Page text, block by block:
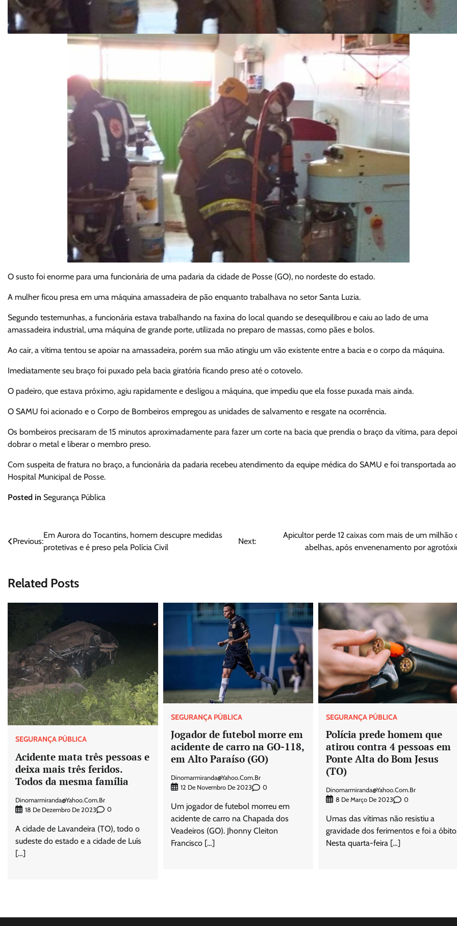
O susto foi enorme para uma funcionária de uma padaria da cidade de Posse (GO), no nordeste do estado.
A mulher ficou presa em uma máquina amassadeira de pão enquanto trabalhava no setor Santa Luzia.
Segundo testemunhas, a funcionária estava trabalhando na faxina do local quando se desequilibrou e caiu ao lado de uma
amassadeira industrial, uma máquina de grande porte, utilizada no preparo de massas, como pães e bolos.
Ao cair, a vítima tentou se apoiar na amassadeira, porém sua mão atingiu um vão existente entre a bacia e o corpo da máquina.
Imediatamente seu braço foi puxado pela bacia giratória ficando preso até o cotovelo.
O padeiro, que estava próximo, agiu rapidamente e desligou a máquina, que impediu que ela fosse puxada mais ainda.
O SAMU foi acionado e o Corpo de Bombeiros empregou as unidades de salvamento e resgate na ocorrência.
Os bombeiros precisaram de 15 minutos aproximadamente para fazer um corte na bacia que prendia o braço da vítima, para
dobrar o metal e liberar o membro preso.
Com suspeita de fratura no braço, a funcionária da padaria recebeu atendimento da equipe médica do SAMU e foi transportada ao
Hospital Municipal de Posse.
Posted in Segurança Pública
Navegação
Post
Previous:
Em Aurora do Tocantins, homem descupre medidas
protetivas e é preso pela Polícia Civil
Next:
Apicultor perde 12 caixas com mais de um milhão
abelhas, após envenenamento por
Related Posts
SEGURANÇA PÚBLICA
Acidente mata três pessoas e
deixa mais três feridos.
Todos da mesma família
Dinomarmiranda@yahoo.com.br
18 De Dezembro De 2023
0
A cidade de Lavandeira (TO), todo o
sudeste do estado e a cidade de Luís
[…]
SEGURANÇA PÚBLICA
Jogador de futebol morre em
acidente de carro na GO-118,
em Alto Paraíso (GO)
Dinomarmiranda@yahoo.com.br
12 De Novembro De 2023
0
Um jogador de futebol morreu em
acidente de carro na Chapada dos
Veadeiros (GO). Jhonny Cleiton
Francisco […]
SEGURANÇA PÚBLICA
Polícia prede homem que
atirou contra 4 pessoas em
Ponte Alta do Bom Jesus
(TO)
Dinomarmiranda@yahoo.com.br
8 De Março De 2023
0
Umas das vítimas não resistiu a
gravidade dos ferimentos e foi a
Nesta quarta-feira […]